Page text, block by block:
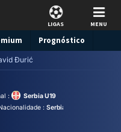
LIGAS MENU
Prognóstico
Đurić
:
Serbia U19
: Serbia